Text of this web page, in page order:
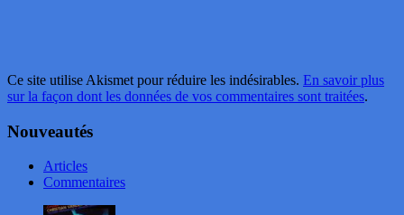
Ce site utilise Akismet pour réduire les indésirables. En savoir plus
sur la façon dont les données de vos commentaires sont traitées.
Nouveautés
Articles
Commentaires